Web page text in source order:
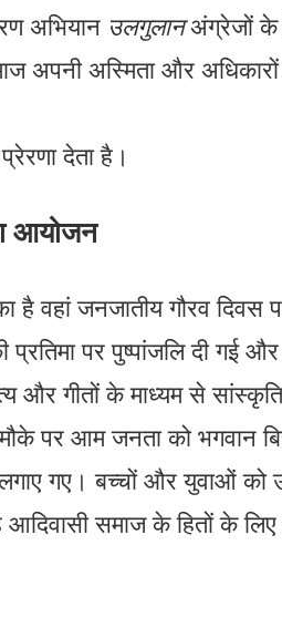
अभियान उलगुलानअंग्रेजों के
अपनी अस्मिता और
देता है।
आयोजन
है वहां जनजातीय गौरव
प्रतिमा पर पुष्पांजलि दी गई
और गीतों के माध्यम से
पर आम जनता को भगवान
लगाए गए। बच्चों और युवाओं
समाज के हितों के लिए